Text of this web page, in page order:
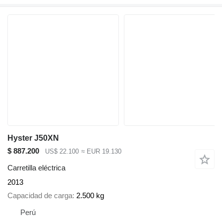
Hyster J50XN
$ 887.200
US$ 22.100 ≈ EUR 19.130
Carretilla eléctrica
2013
Capacidad de carga 2.500 kg
Perú